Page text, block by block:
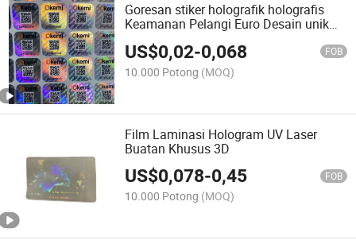
Goresan stiker holografik holografis
Keamanan Pelangi Euro Desain unik
khusus Di luar Serial Number QR Code
3D Silver Golden Film Hologram stiker
label
US$0,02-0,068 FOB
10.000 Potong (MOQ)
Film Laminasi Hologram UV Laser
Buatan Khusus 3D
US$0,078-0,45 FOB
10.000 Potong (MOQ)